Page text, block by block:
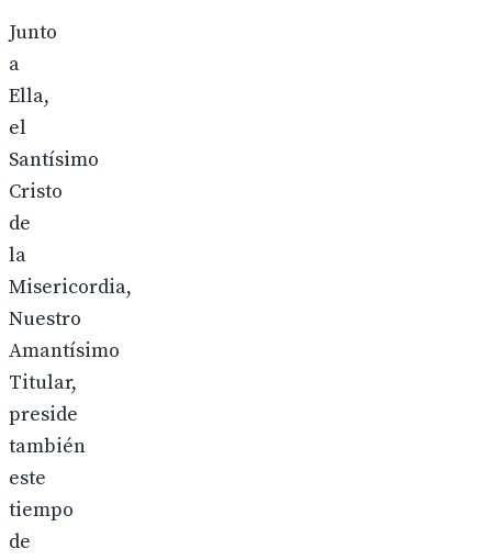
Junto
a
Ella,
el
Santísimo
Cristo
de
la
Misericordia,
Nuestro
Amantísimo
Titular,
preside
también
este
tiempo
de